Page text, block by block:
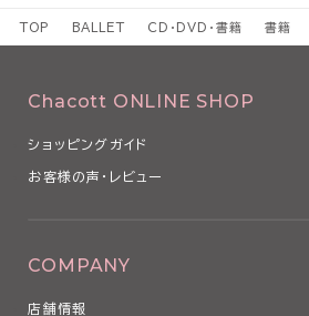
TOP BALLET CD・DVD・書籍 書籍
Chacott ONLINE SHOP
ショッピングガイド
お客様の声・レビュー
COMPANY
店舗情報